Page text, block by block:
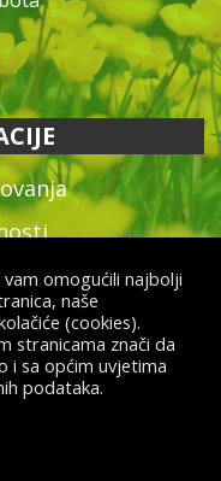
pridržana
omogućili najbolji
naše
(cookies).
stranicama znači da
i sa općim uvjetima
podataka.